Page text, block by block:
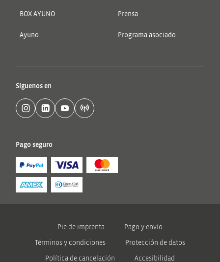
BOX AYUNO
Ayuno
Prensa
Programa asociado
Síguenos en
Pago seguro
Pie de imprenta Pago y envío
Términos y condiciones Protección de datos
Política de cancelación Accesibilidad